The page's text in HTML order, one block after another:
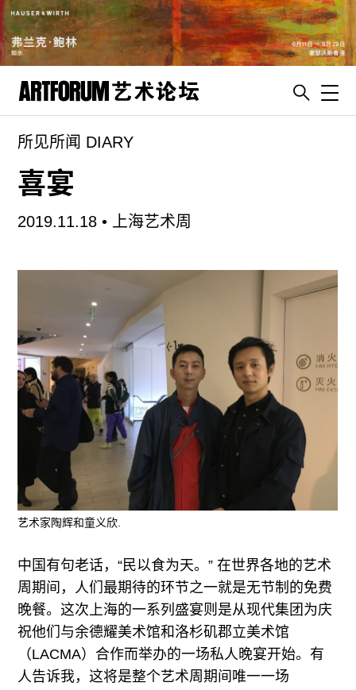
artguide
新闻
展评
杂志
ART & EDUCATION
广告
订阅
往期内容
联系我们
所见所闻 DIARY
喜宴
2019.11.18 • 上海艺术周
艺术家陶辉和童义欣.
中国有句老话，“民以食为天。” 在世界各地的艺术
周期间，人们最期待的环节之一就是无节制的免费
晚餐。这次上海的一系列盛宴则是从现代集团为庆
祝他们与余德耀美术馆和洛杉矶郡立美术馆
（LACMA）合作而举办的一场私人晚宴开始。有
人告诉我，这将是整个艺术周期间唯一一场